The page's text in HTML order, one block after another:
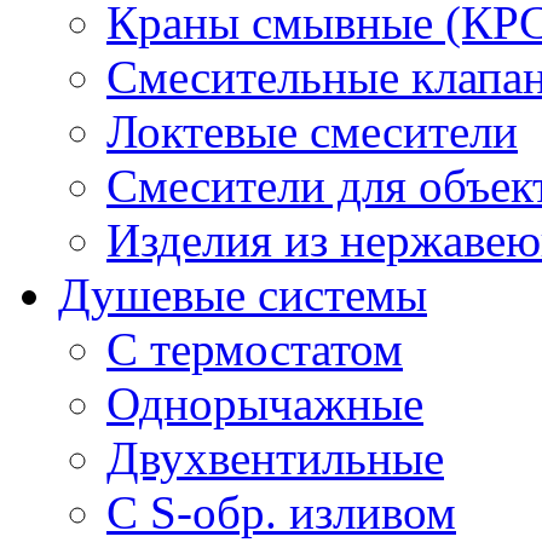
Краны смывные
Смесительные
Локтевые смесители
Смесители для
Изделия из
Душевые системы
С термостатом
Однорычажные
Двухвентильные
С S-обр. изливом